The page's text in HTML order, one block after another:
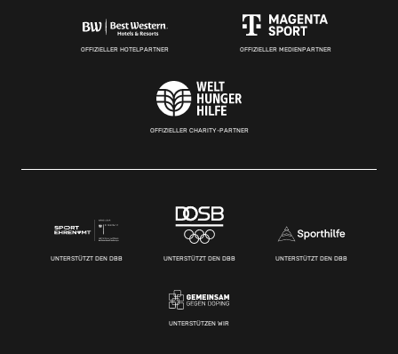
OFFIZIELLER HOTELPARTNER OFFIZIELLER MEDIENPARTNER
OFFIZIELLER CHARITY-PARTNER
UNTERSTÜTZT DEN DBB UNTERSTÜTZT DEN DBB UNTERSTÜTZT DEN DBB
UNTERSTÜTZEN WIR